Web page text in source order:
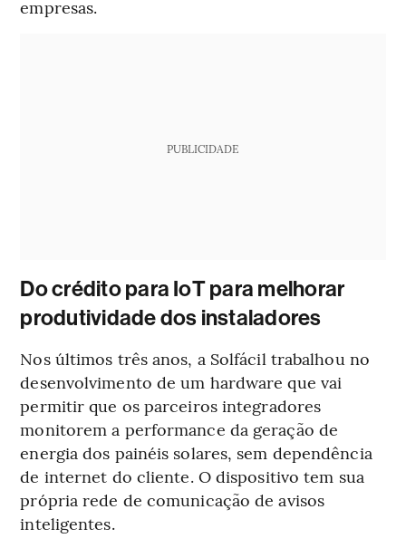
empresas.
PUBLICIDADE
Do crédito para IoT para melhorar
produtividade dos instaladores
Nos últimos três anos, a Solfácil trabalhou no
desenvolvimento de um hardware que vai
permitir que os parceiros integradores
monitorem a performance da geração de
energia dos painéis solares, sem dependência
de internet do cliente. O dispositivo tem sua
própria rede de comunicação de avisos
inteligentes.